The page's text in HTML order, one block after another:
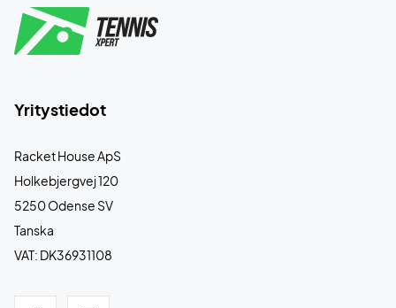
Yritystiedot
Racket House ApS
Holkebjergvej 120
5250 Odense SV
Tanska
VAT: DK36931108